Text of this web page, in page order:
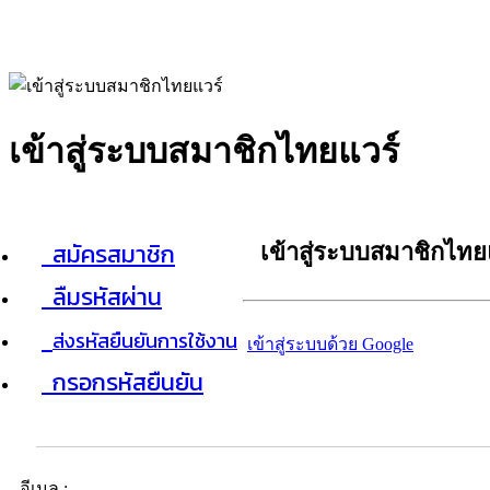
เข้าสู่ระบบสมาชิกไทยแวร์
สมัครสมาชิก
ลืมรหัสผ่าน
ส่งรหัสยืนยันการใช้งาน
กรอกรหัสยืนยัน
เข้าสู่ระบบสมาชิกไท
เข้าสู่ระบบด้วย Google